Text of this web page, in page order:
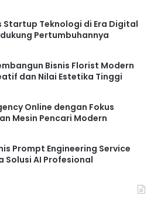
Startup Teknologi di Era Digital
Pertumbuhannya
Bisnis Florist Modern
dan Nilai Estetika Tinggi
Online dengan Fokus
Mesin Pencari Modern
Prompt Engineering Service
Solusi AI Profesional